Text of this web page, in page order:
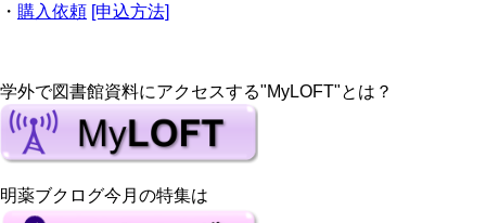
・ 購入依頼 [申込方法]
学外で図書館資料にアクセスする"MyLOFT"とは？
明薬ブクログ今月の特集は